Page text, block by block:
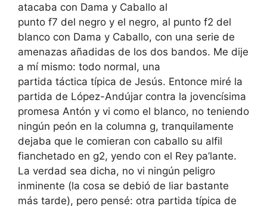
atacaba con Dama y Caballo al
punto f7 del negro y el negro, al punto f2 del
blanco con Dama y Caballo, con una serie de
amenazas añadidas de los dos bandos. Me dije
a mí mismo: todo normal, una
partida táctica típica de Jesús. Entonce miré la
partida de López-Andújar contra la jovencísima
promesa Antón y vi como el blanco, no teniendo
ningún peón en la columna g, tranquilamente
dejaba que le comieran con caballo su alfil
fianchetado en g2, yendo con el Rey pa’lante.
La verdad sea dicha, no vi ningún peligro
inminente (la cosa se debió de liar bastante
más tarde), pero pensé: otra partida típica de